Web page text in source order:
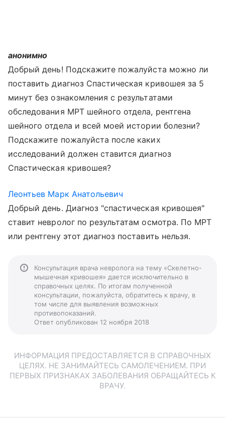
анонимно
Добрый день! Подскажите пожалуйста можно ли
поставить диагноз Спастическая кривошея за 5
минут без ознакомления с результатами
обследования МРТ шейного отдела, рентгена
шейного отдела и всей моей истории болезни?
Подскажите пожалуйста после каких
исследований должен ставится диагноз
Спастическая кривошея?
Леонтьев Марк Анатольевич
Добрый день. Диагноз "спастическая кривошея"
ставит невролог по результатам осмотра. По МРТ
или рентгену этот диагноз поставить нельзя.
Консультация врача невролога на тему «Скелетно-
мышечная кривошея» дается исключительно в
справочных целях. По итогам полученной
консультации, пожалуйста, обратитесь к врачу, в
том числе для выявления возможных
противопоказаний.
Ответ опубликован 12 ноября 2018
ИНФОРМАЦИЯ ПРЕДОСТАВЛЯЕТСЯ В СПРАВОЧНЫХ
ЦЕЛЯХ. НЕ ЗАНИМАЙТЕСЬ САМОЛЕЧЕНИЕМ. ПРИ
ПЕРВЫХ ПРИЗНАКАХ ЗАБОЛЕВАНИЯ ОБРАЩАЙТЕСЬ К
ВРАЧУ.